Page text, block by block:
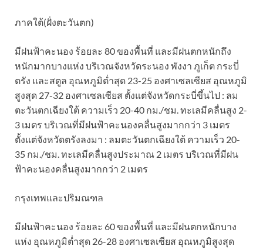
ภาคใต้(ฝั่งตะวันตก)
มีฝนฟ้าคะนอง ร้อยละ 80 ของพื้นที่ และมีฝนตกหนักถึง
หนักมากบางแห่ง บริเวณจังหวัดระนอง พังงา ภูเก็ต กระบี่
ตรัง และสตูล อุณหภูมิต่ำสุด 23-25 องศาเซลเซียส อุณหภูมิ
สูงสุด 27-32 องศาเซลเซียส ตั้งแต่จังหวัดกระบี่ขึ้นไป : ลม
ตะวันตกเฉียงใต้ ความเร็ว 20-40 กม./ชม. ทะเลมีคลื่นสูง 2-
3 เมตร บริเวณที่มีฝนฟ้าคะนองคลื่นสูงมากกว่า 3 เมตร
ตั้งแต่จังหวัดตรังลงมา : ลมตะวันตกเฉียงใต้ ความเร็ว 20-
35 กม./ชม. ทะเลมีคลื่นสูงประมาณ 2 เมตร บริเวณที่มีฝน
ฟ้าคะนองคลื่นสูงมากกว่า 2 เมตร
กรุงเทพและปริมณฑล
มีฝนฟ้าคะนอง ร้อยละ 60 ของพื้นที่ และมีฝนตกหนักบาง
แห่ง อุณหภูมิต่ำสุด 26-28 องศาเซลเซียส อุณหภูมิสูงสุด